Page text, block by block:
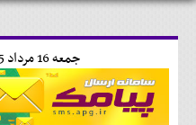
جمعه 16 مرداد 1405-22:36-